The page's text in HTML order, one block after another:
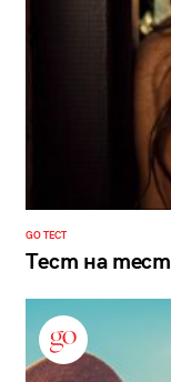
GO ТЕСТ
Тест на тест